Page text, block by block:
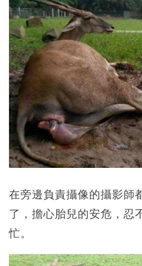
在旁邊負責攝像的攝影師
了，擔心胎兒的安危，忍
忙。